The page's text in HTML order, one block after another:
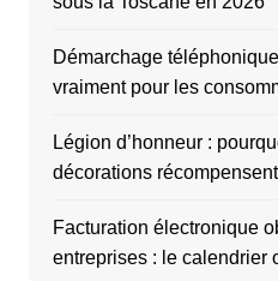
Démarchage
vraiment pour les
Légion d’honneur :
décorations
Facturation électronique
entreprises : le calendrier